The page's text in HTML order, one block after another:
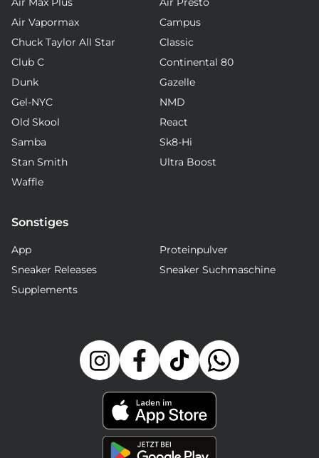
Air Vapormax
Campus
Chuck Taylor All Star
Classic
Club C
Continental 80
Dunk
Gazelle
Gel-NYC
NMD
Old Skool
React
Samba
Sk8-Hi
Stan Smith
Ultra Boost
Waffle
Sonstiges
App
Proteinpulver
Sneaker Releases
Sneaker Suchmaschine
Supplements